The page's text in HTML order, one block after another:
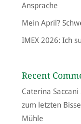
Ansprache
Mein April?
IMEX 2026: Ich
Recent
Caterina Saccani
zum letzten
Mühle